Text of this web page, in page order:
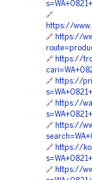
🔗
https://
🔗 https://
🔗 https://
🔗 https://
🔗 https://
🔗 https://
🔗 https://
🔗 https://